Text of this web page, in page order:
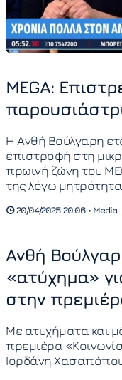
MEGA:
Η Ανθή Βούλγαρη
επιστροφή στη
πρωινή ζώνη του
της λόγω
20/04/2025 20:06 • Media
Ανθή
«ατύχημα»
στην
Με ατυχήματα και
πρεμιέρα
Ιορδάνη